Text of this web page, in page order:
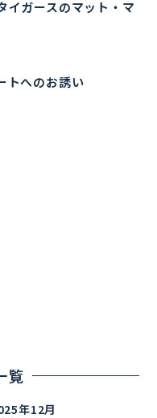
イガースのマット・マ
トへのお誘い
覧
年12月